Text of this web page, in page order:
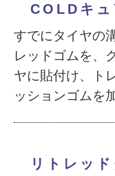
COLDキュ
すでにタイヤの
レッドゴムを、
ヤに貼付け、ト
ッションゴムを
リトレッ